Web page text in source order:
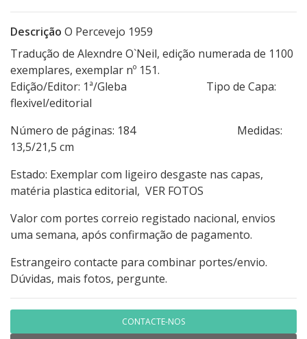
Descrição O Percevejo 1959
Tradução de Alexndre O`Neil, edição numerada de 1100
exemplares, exemplar nº 151.
Edição/Editor: 1ª/Gleba Tipo de Capa:
flexivel/editorial
Número de páginas: 184 Medidas:
13,5/21,5 cm
Estado: Exemplar com ligeiro desgaste nas capas,
matéria plastica editorial, VER FOTOS
Valor com portes correio registado nacional, envios
uma semana, após confirmação de pagamento.
Estrangeiro contacte para combinar portes/envio.
Dúvidas, mais fotos, pergunte.
CONTACTE-NOS